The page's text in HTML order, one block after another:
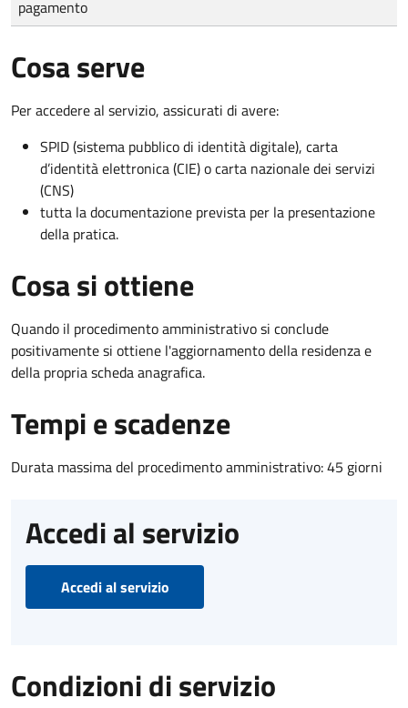
pagamento
Cosa serve
Per accedere al servizio, assicurati di avere:
SPID (sistema pubblico di identità digitale), carta
d’identità elettronica (CIE) o carta nazionale dei servizi
(CNS)
tutta la documentazione prevista per la presentazione
della pratica.
Cosa si ottiene
Quando il procedimento amministrativo si conclude
positivamente si ottiene l'aggiornamento della residenza e
della propria scheda anagrafica.
Tempi e scadenze
Durata massima del procedimento amministrativo: 45 giorni
Accedi al servizio
Accedi al servizio
Condizioni di servizio